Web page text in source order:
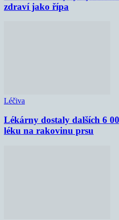
zdraví jako řípa
Léčiva
Lékárny dostaly dalších 6
léku na rakovinu prsu